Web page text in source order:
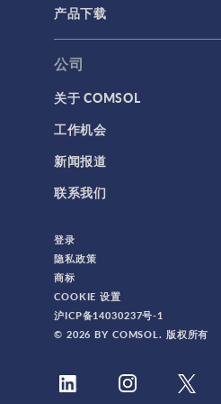
产品下载
公司
关于 COMSOL
工作机会
新闻报道
联系我们
登录
隐私政策
商标
COOKIE 设置
沪ICP备14030237号-1
© 2026 BY COMSOL. 版权所有